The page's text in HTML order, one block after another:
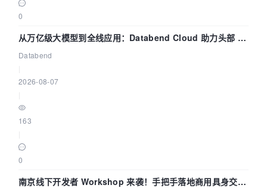
0
从万亿级大模型到全线应用：Databend Cloud 助力头部 AI
企业构建全链路 Trace 数据管道
Databend
2026-08-07
163
0
南京线下开发者 Workshop 来袭！手把手落地商用具身交互